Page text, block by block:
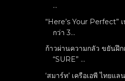
...
“Here’s Your Perfect”
กว่า 3...
ก้าวผ่านความกลัว ขยันฝึก
“SURE” ...
‘สมาร์ท’ เครือเอพี ไทยแ